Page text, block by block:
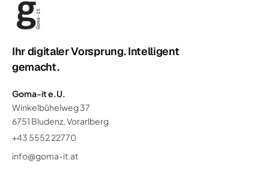
Ihr digitaler Vorsprung. Intelligent
gemacht.
Goma-it e.U.
Winkelbühelweg 37
6751 Bludenz, Vorarlberg
+43 5552 22770
info@goma-it.at